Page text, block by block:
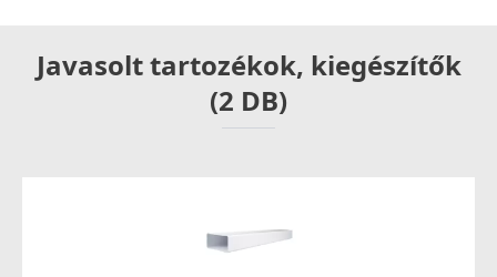
Javasolt tartozékok, kiegészítők
(2 DB)